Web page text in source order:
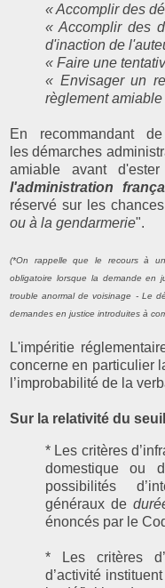
« Accomplir des
« Accomplir des
d'inaction de
« Faire une
« Envisager un
règlement amiable
En recommandant
les démarches
amiable avant
l'administration
réservé sur les
ou à la gendarmerie".
(*On rappelle quele recours à
obligatoire lorsque la demande en
trouble anormal de voisinage - Le
demandes en justice introduites à
L'impéritie
concerne en particulier
l’improbabilité de la
Sur la relativité du
* Les critères
domestique ou
possibilités
généraux de
énoncés par le
* Les critères
d’activité